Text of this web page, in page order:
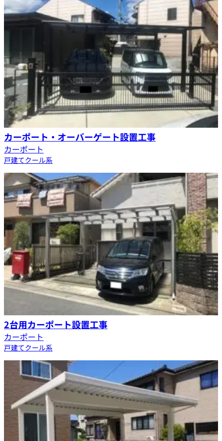
カーポート・オーバーゲート設置工事
カーポート
戸建てクール系
2台用カーポート設置工事
カーポート
戸建てクール系